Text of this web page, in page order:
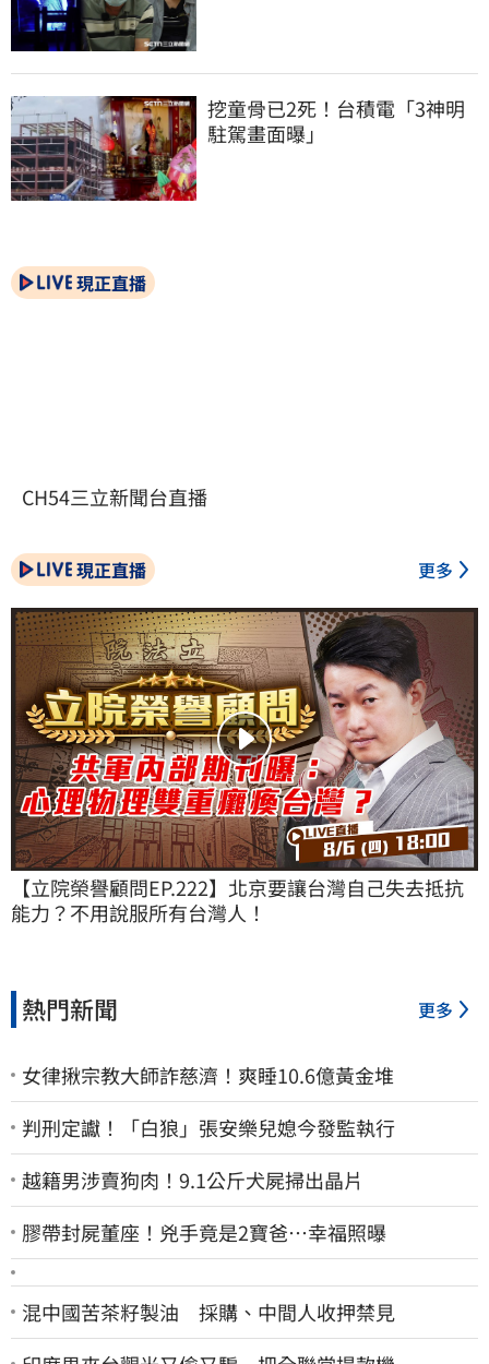
挖童骨已2死！台積電「3神明
駐駕畫面曝」
現正直播
CH54三立新聞台直播
現正直播 更多
【立院榮譽顧問EP.222】北京要讓台灣自己失去抵抗
能力？不用說服所有台灣人！
熱門新聞 更多
女律揪宗教大師詐慈濟！爽睡10.6億黃金堆
判刑定讞！「白狼」張安樂兒媳今發監執行
越籍男涉賣狗肉！9.1公斤犬屍掃出晶片
膠帶封屍董座！兇手竟是2寶爸…幸福照曝
混中國苦茶籽製油 採購、中間人收押禁見